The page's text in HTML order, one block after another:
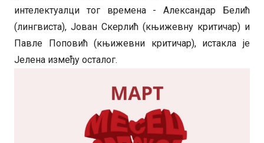
интелектуалци тог времена - Александар Белић
(лингвиста), Јован Скерлић (књижевну критичар) и
Павле Поповић (књижевни критичар), истакла је
Јелена између осталог.